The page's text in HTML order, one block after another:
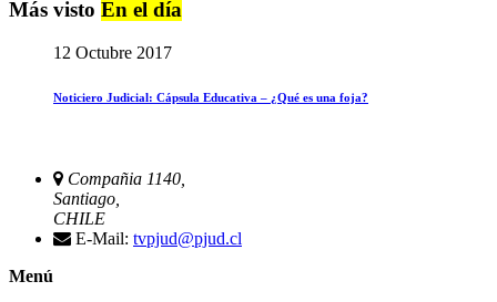
Más visto En el día
12 Octubre 2017
Noticiero Judicial: Cápsula Educativa – ¿Qué es una foja?
Compañia 1140,
Santiago,
CHILE
E-Mail: tvpjud@pjud.cl
Menú